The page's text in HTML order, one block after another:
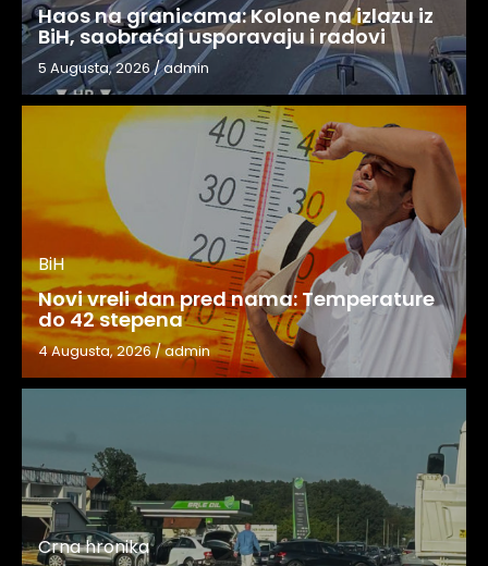
Haos na granicama: Kolone na izlazu iz
BiH, saobraćaj usporavaju i radovi
5 Augusta, 2026/admin
BiH
Novi vreli dan pred nama: Temperature
do 42 stepena
4 Augusta, 2026/admin
Crna hronika